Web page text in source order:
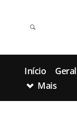
Início Geral
Mais